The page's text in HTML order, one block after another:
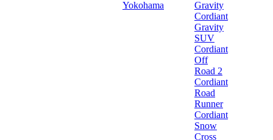
Yokohama
Gravity
Cordiant
Gravity
SUV
Cordiant
Off
Road 2
Cordiant
Road
Runner
Cordiant
Snow
Cross